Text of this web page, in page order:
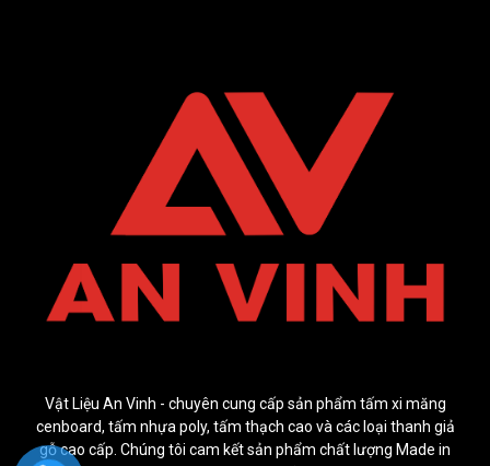
Vật Liệu An Vinh - chuyên cung cấp sản phẩm tấm xi măng
cenboard, tấm nhựa poly, tấm thạch cao và các loại thanh giả
gỗ cao cấp. Chúng tôi cam kết sản phẩm chất lượng Made in